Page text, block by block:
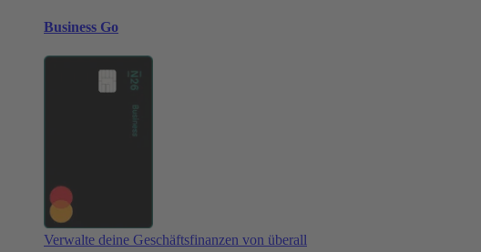
Business Go
Verwalte deine Geschäftsfinanzen von überall